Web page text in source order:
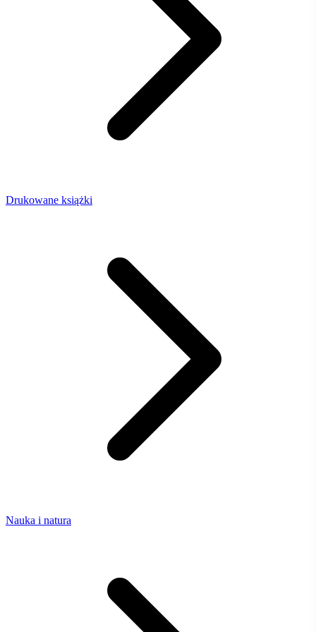
Drukowane książki
Nauka i natura